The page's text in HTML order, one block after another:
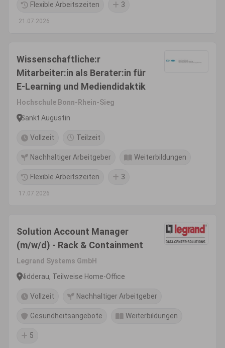
Flexible Arbeitszeiten 3
21.07.2026
Wissenschaftliche:r
Mitarbeiter:in als Berater:in für
E-Learning und Mediendidaktik
Hochschule Bonn-Rhein-Sieg
Sankt Augustin
Vollzeit Teilzeit
Nachhaltiger Arbeitgeber Weiterbildungen
Flexible Arbeitszeiten 3
17.07.2026
Solution Account Manager
(m/w/d) - Rack & Containment
Legrand Systems GmbH
Nidderau, Teilweise Home-Office
Vollzeit Nachhaltiger Arbeitgeber
Gesundheitsangebote Weiterbildungen
5